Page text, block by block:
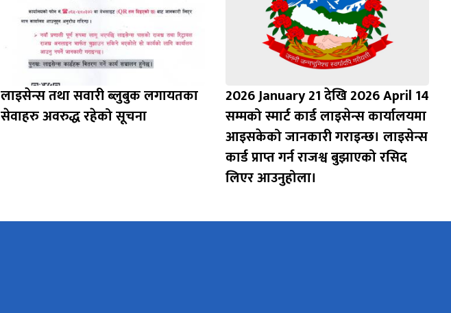
लाइसेन्स तथा सवारी ब्लुबुक लगायतका
सेवाहरु अवरुद्ध रहेको सूचना
2026 January 21 देखि 2026 April 14
सम्मको स्मार्ट कार्ड लाइसेन्स कार्यालयमा
आइसकेको जानकारी गराइन्छ। लाइसेन्स
कार्ड प्राप्त गर्न राजश्व बुझाएको रसिद
लिएर आउनुहोला।